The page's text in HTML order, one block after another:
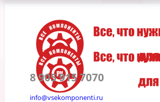
8 905 915 7070
info@vsekomponenti.ru